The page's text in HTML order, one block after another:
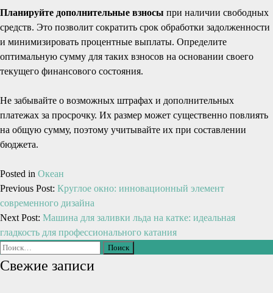
Планируйте дополнительные взносы при наличии свободных
средств. Это позволит сократить срок обработки задолженности
и минимизировать процентные выплаты. Определите
оптимальную сумму для таких взносов на основании своего
текущего финансового состояния.
Не забывайте о возможных штрафах и дополнительных
платежах за просрочку. Их размер может существенно повлиять
на общую сумму, поэтому учитывайте их при составлении
бюджета.
Posted in Океан
Previous Post: Круглое окно: инновационный элемент
современного дизайна
Next Post: Машина для заливки льда на катке: идеальная
гладкость для профессионального катания
Свежие записи